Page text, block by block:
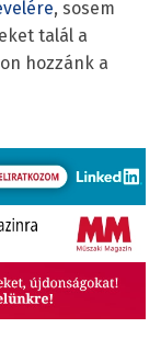
, sosem
talál a
hozzánk a